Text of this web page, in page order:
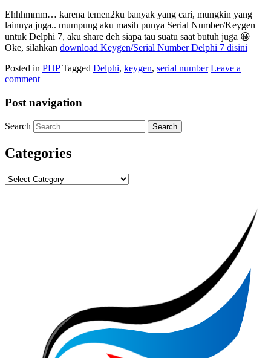
Ehhhmmm… karena temen2ku banyak yang cari, mungkin yang
lainnya juga.. mumpung aku masih punya Serial Number/Keygen
untuk Delphi 7, aku share deh siapa tau suatu saat butuh juga 😀
Oke, silahkan download Keygen/Serial Number Delphi 7 disini
Posted in PHP Tagged Delphi, keygen, serial number Leave a
comment
Post navigation
Search
Categories
Categories